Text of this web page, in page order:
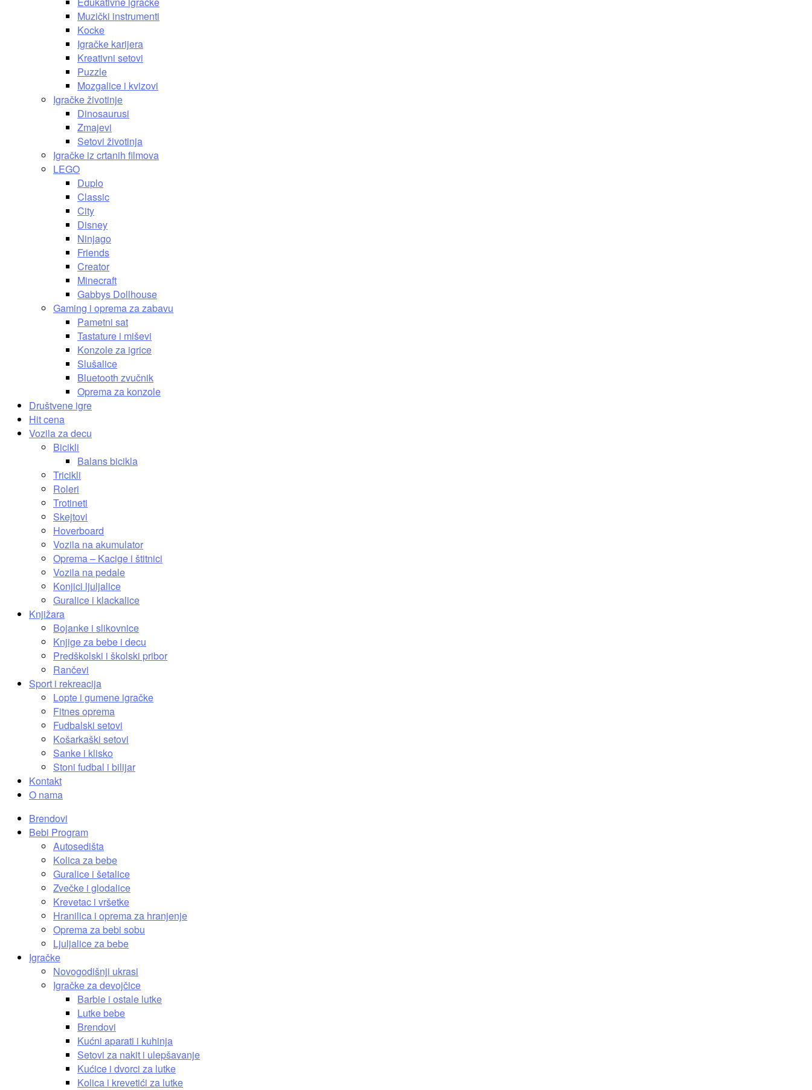
Muzički instrumenti
Kocke
Igračke karijera
Kreativni setovi
Puzzle
Mozgalice i kvizovi
Igračke životinje
Dinosaurusi
Zmajevi
Setovi životinja
Igračke iz crtanih filmova
LEGO
Duplo
Classic
City
Disney
Ninjago
Friends
Creator
Minecraft
Gabbys Dollhouse
Gaming i oprema za zabavu
Pametni sat
Tastature i miševi
Konzole za igrice
Slušalice
Bluetooth zvučnik
Oprema za konzole
Društvene igre
Hit cena
Vozila za decu
Bicikli
Balans bicikla
Tricikli
Roleri
Trotineti
Skejtovi
Hoverboard
Vozila na akumulator
Oprema – Kacige i štitnici
Vozila na pedale
Konjici ljuljalice
Guralice i klackalice
Knjižara
Bojanke i slikovnice
Knjige za bebe i decu
Predškolski i školski pribor
Rančevi
Sport i rekreacija
Lopte i gumene igračke
Fitnes oprema
Fudbalski setovi
Košarkaški setovi
Sanke i klisko
Stoni fudbal i bilijar
Kontakt
O nama
Brendovi
Bebi Program
Autosedišta
Kolica za bebe
Guralice i šetalice
Zvečke i glodalice
Krevetac i vršetke
Hranilica i oprema za hranjenje
Oprema za bebi sobu
Ljuljalice za bebe
Igračke
Novogodišnji ukrasi
Igračke za devojčice
Barbie i ostale lutke
Lutke bebe
Brendovi
Kućni aparati i kuhinja
Setovi za nakit i ulepšavanje
Kućice i dvorci za lutke
Kolica i krevetići za lutke